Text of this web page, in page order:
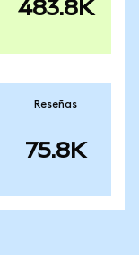
483.8K
Reseñas
75.8K